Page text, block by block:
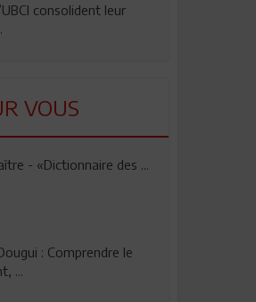
consolident leur
VOUS
- «Dictionnaire des ...
: Comprendre le
...